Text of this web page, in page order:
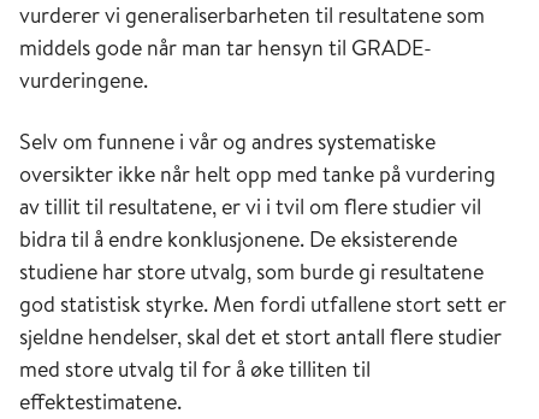
vurderer vi generaliserbarheten til resultatene som
middels gode når man tar hensyn til GRADE-
vurderingene.
Selv om funnene i vår og andres systematiske
oversikter ikke når helt opp med tanke på vurdering
av tillit til resultatene, er vi i tvil om flere studier vil
bidra til å endre konklusjonene. De eksisterende
studiene har store utvalg, som burde gi resultatene
god statistisk styrke. Men fordi utfallene stort sett er
sjeldne hendelser, skal det et stort antall flere studier
med store utvalg til for å øke tilliten til
effektestimatene.